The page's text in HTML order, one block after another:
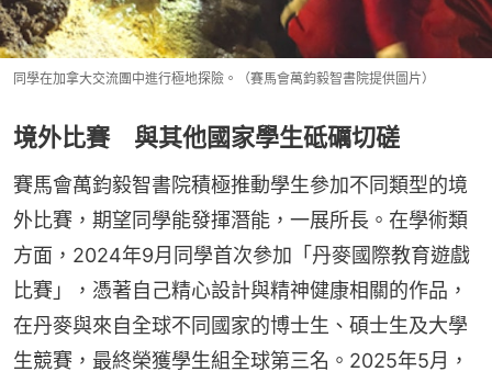
同學在加拿大交流團中進行極地探險。（賽馬會萬鈞毅智書院提供圖片）
境外比賽 與其他國家學生砥礪切磋
賽馬會萬鈞毅智書院積極推動學生參加不同類型的境
外比賽，期望同學能發揮潛能，一展所長。在學術類
方面，2024年9月同學首次參加「丹麥國際教育遊戲
比賽」，憑著自己精心設計與精神健康相關的作品，
在丹麥與來自全球不同國家的博士生、碩士生及大學
生競賽，最終榮獲學生組全球第三名。2025年5月，